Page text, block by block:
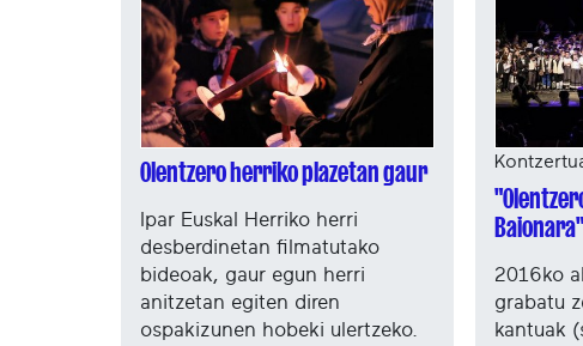
Olentzero herriko plazetan gaur
Ipar Euskal Herriko herri
desberdinetan filmatutako
bideoak, gaur egun herri
anitzetan egiten diren
ospakizunen hobeki ulertzeko.
2016ko
grabatu
kantuak